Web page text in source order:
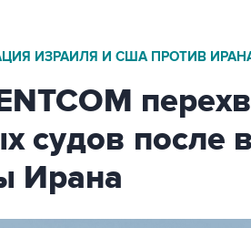
ИЗРАИЛЯ И США ПРОТИВ
судов после
Ирана